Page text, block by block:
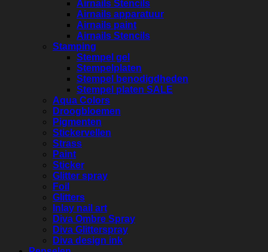
Airnails Stencils
Airnails apparatuur
Airnails paint
Airnails Stencils
Stamping
Stempel gel
Stempelplaten
Stempel benodigdheden
Stempel platen SALE
Aqua Colors
Droogbloemen
Pigmenten
Stickervellen
Strass
Paint
Sticker
Glitter spray
Foil
Glitters
Inlay nail art
Diva Ombre Spray
Diva Glitterspray
Diva design ink